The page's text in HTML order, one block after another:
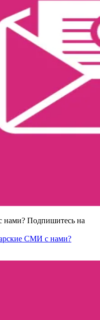
нами? Подпишитесь на
СМИ с нами?